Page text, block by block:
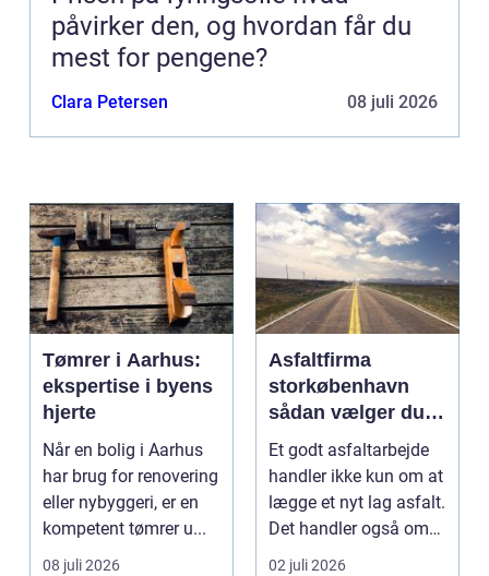
påvirker den, og hvordan får du
mest for pengene?
Clara Petersen 08 juli 2026
Tømrer i Aarhus:
ekspertise i byens
hjerte
Når en bolig i Aarhus
har brug for renovering
eller nybyggeri, er en
kompetent tømrer u...
08 juli 2026
Asfaltfirma
storkøbenhavn
sådan vælger du
den rette
samarbejdspartner
Et godt asfaltarbejde
handler ikke kun om at
lægge et nyt lag asfalt.
Det handler også om
planlægnin...
02 juli 2026